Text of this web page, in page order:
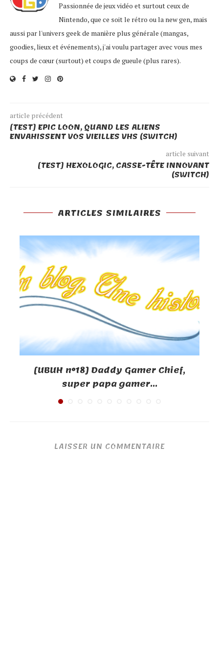
Passionnée de jeux vidéo et surtout ceux de
Nintendo, que ce soit le rétro ou la new gen, mais
aussi par l'univers geek de manière plus générale (mangas,
goodies, lieux et événements), j'ai voulu partager avec vous mes
coups de cœur (surtout) et coups de gueule (plus rares).
article précédent
[TEST] EPIC LOON, QUAND LES ALIENS
ENVAHISSENT VOS VIEILLES VHS (SWITCH)
article suivant
[TEST] HEXOLOGIC, CASSE-TÊTE INNOVANT
(SWITCH)
ARTICLES SIMILAIRES
[UBUH n°18] Daddy Gamer Chief,
super papa gamer...
LAISSER UN COMMENTAIRE